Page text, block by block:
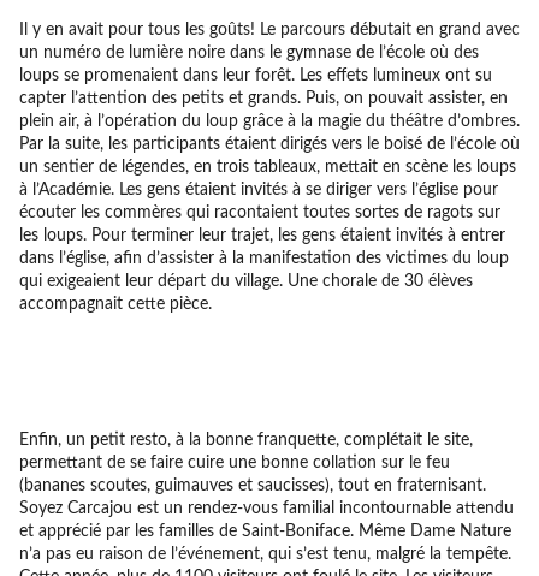
Il y en avait pour tous les goûts! Le parcours débutait en grand avec
un numéro de lumière noire dans le gymnase de l’école où des
loups se promenaient dans leur forêt. Les effets lumineux ont su
capter l’attention des petits et grands. Puis, on pouvait assister, en
plein air, à l’opération du loup grâce à la magie du théâtre d’ombres.
Par la suite, les participants étaient dirigés vers le boisé de l’école où
un sentier de légendes, en trois tableaux, mettait en scène les loups
à l’Académie. Les gens étaient invités à se diriger vers l’église pour
écouter les commères qui racontaient toutes sortes de ragots sur
les loups. Pour terminer leur trajet, les gens étaient invités à entrer
dans l’église, afin d’assister à la manifestation des victimes du loup
qui exigeaient leur départ du village. Une chorale de 30 élèves
accompagnait cette pièce.
Enfin, un petit resto, à la bonne franquette, complétait le site,
permettant de se faire cuire une bonne collation sur le feu
(bananes scoutes, guimauves et saucisses), tout en fraternisant.
Soyez Carcajou est un rendez-vous familial incontournable attendu
et apprécié par les familles de Saint-Boniface. Même Dame Nature
n’a pas eu raison de l’événement, qui s’est tenu, malgré la tempête.